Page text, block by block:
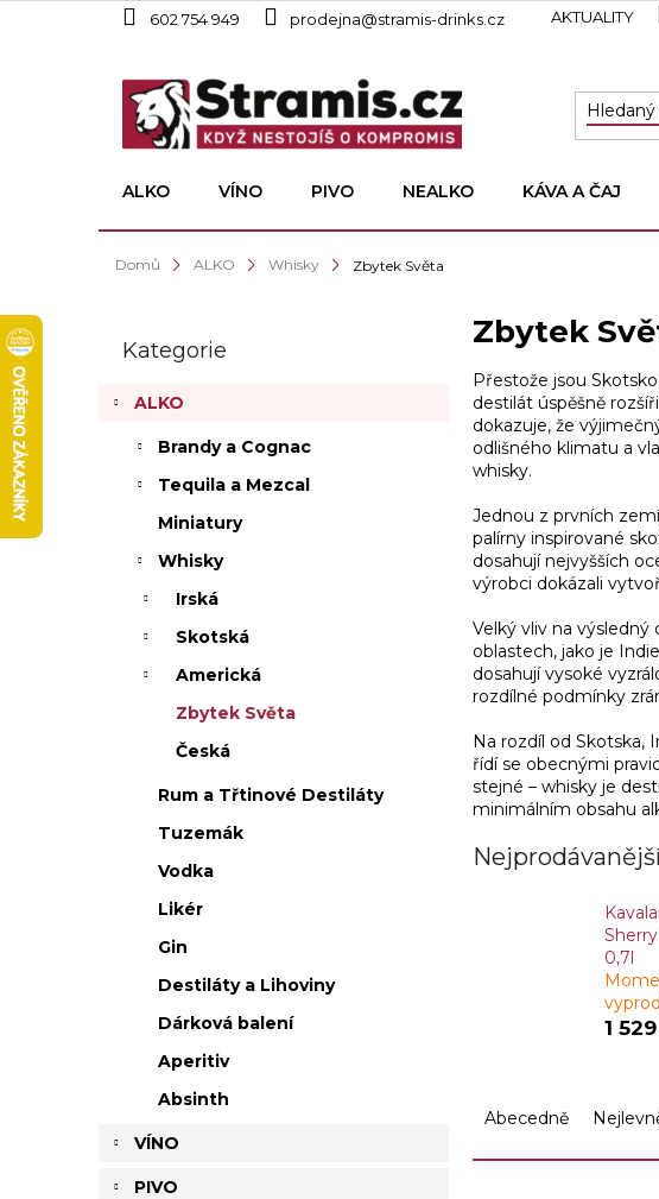
602 754 949 prodejna@stramis-drinks.cz AKTUALITY
ALKO VÍNO PIVO NEALKO KÁVA A ČAJ
Domů ALKO Whisky Zbytek Světa
Přeskočit
Kategorie
ALKO
Brandy a Cognac
Tequila a Mezcal
Miniatury
Whisky
Irská
Skotská
Americká
Zbytek Světa
Česká
Rum a Třtinové Destiláty
Tuzemák
Vodka
Likér
Gin
Destiláty a Lihoviny
Dárková balení
Aperitiv
Absinth
VÍNO
PIVO
Zbytek
Přestože jsou
destilát úspěšně
dokazuje, že
odlišného klimatu a
whisky.
Jednou z prvních
palírny inspirované
dosahují nejvyšších
výrobci dokázali
Velký vliv na
oblastech, jako je
dosahují vysoké
rozdílné podmínky
Na rozdíl od Skotska,
řídí se obecnými
stejné – whisky je
minimálním obsahu
0,7l
1
e
Abecedně